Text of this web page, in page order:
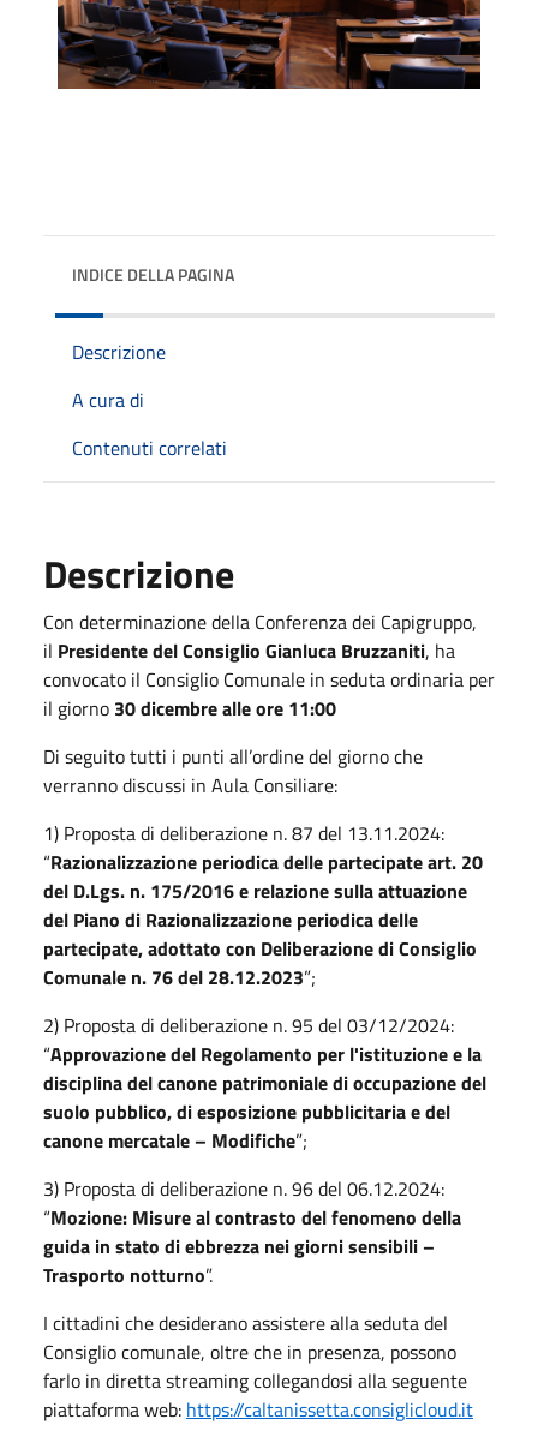
INDICE DELLA PAGINA
Descrizione
A cura di
Contenuti correlati
Descrizione
Con determinazione della Conferenza dei Capigruppo,
il Presidente del Consiglio Gianluca Bruzzaniti, ha
convocato il Consiglio Comunale in seduta ordinaria per
il giorno 30 dicembre alle ore 11:00
Di seguito tutti i punti all’ordine del giorno che
verranno discussi in Aula Consiliare:
1) Proposta di deliberazione n. 87 del 13.11.2024:
“Razionalizzazione periodica delle partecipate art. 20
del D.Lgs. n. 175/2016 e relazione sulla attuazione
del Piano di Razionalizzazione periodica delle
partecipate, adottato con Deliberazione di Consiglio
Comunale n. 76 del 28.12.2023”;
2) Proposta di deliberazione n. 95 del 03/12/2024:
“Approvazione del Regolamento per l'istituzione e la
disciplina del canone patrimoniale di occupazione del
suolo pubblico, di esposizione pubblicitaria e del
canone mercatale – Modifiche”;
3) Proposta di deliberazione n. 96 del 06.12.2024:
“Mozione: Misure al contrasto del fenomeno della
guida in stato di ebbrezza nei giorni sensibili –
Trasporto notturno”.
I cittadini che desiderano assistere alla seduta del
Consiglio comunale, oltre che in presenza, possono
farlo in diretta streaming collegandosi alla seguente
piattaforma web: https://caltanissetta.consiglicloud.it